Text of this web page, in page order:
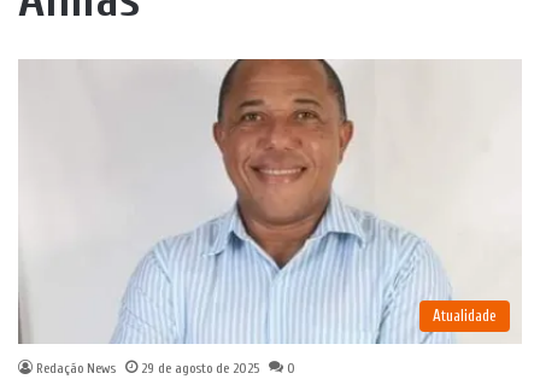
Atualidade
Redação News 29 de agosto de 2025 0